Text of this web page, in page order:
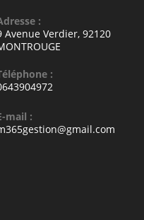
:
Avenue Verdier, 92120
:
mail :